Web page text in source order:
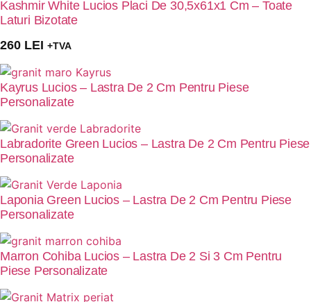
Kashmir White Lucios Placi De 30,5x61x1 Cm – Toate
Laturi Bizotate
260 LEI +TVA
Kayrus Lucios – Lastra De 2 Cm Pentru Piese
Personalizate
Labradorite Green Lucios – Lastra De 2 Cm Pentru Piese
Personalizate
Laponia Green Lucios – Lastra De 2 Cm Pentru Piese
Personalizate
Marron Cohiba Lucios – Lastra De 2 Si 3 Cm Pentru
Piese Personalizate